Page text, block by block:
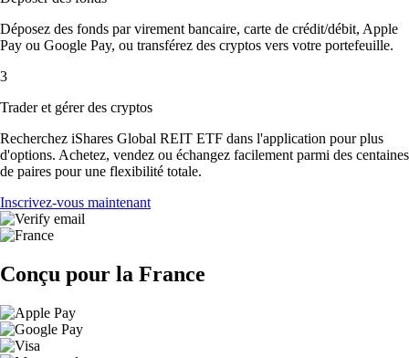
Déposez des fonds par virement bancaire, carte de crédit/débit, Apple
Pay ou Google Pay, ou transférez des cryptos vers votre portefeuille.
3
Trader et gérer des cryptos
Recherchez iShares Global REIT ETF dans l'application pour plus
d'options. Achetez, vendez ou échangez facilement parmi des centaines
de paires pour une flexibilité totale.
Inscrivez-vous maintenant
Conçu pour la France